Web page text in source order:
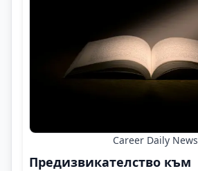
Career Daily News
Предизвикателство към